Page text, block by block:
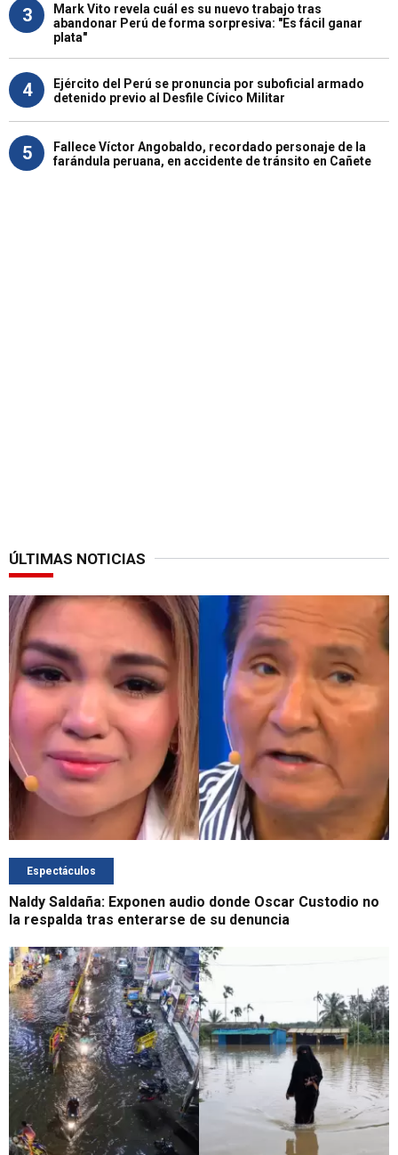
3
Mark Vito revela cuál es su nuevo trabajo tras
abandonar Perú de forma sorpresiva: "Es fácil ganar
plata"
4
Ejército del Perú se pronuncia por suboficial armado
detenido previo al Desfile Cívico Militar
5
Fallece Víctor Angobaldo, recordado personaje de la
farándula peruana, en accidente de tránsito en Cañete
ÚLTIMAS NOTICIAS
Espectáculos
Naldy Saldaña: Exponen audio donde Oscar Custodio no
la respalda tras enterarse de su denuncia